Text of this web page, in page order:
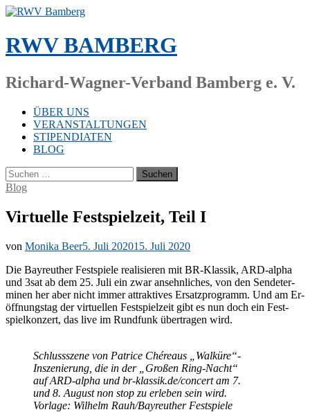
Zum
springen
RWV BAMBERG
Richard-Wagner-Verband Bamberg e. V.
ÜBER UNS
VERANSTALTUNGEN
STIPENDIATEN
BLOG
Suchen
nach:
Blog
Virtuelle Festspielzeit, Teil I
von Monika Beer5. Juli 202015. Juli 2020
Die Bay­reu­ther Fest­spie­le rea­li­sie­ren mit BR-Klas­sik, ARD-al­pha
und 3sat ab dem 25. Juli ein zwar an­sehn­li­ches, von den Sen­de­ter­
mi­nen her aber nicht im­mer at­trak­ti­ves Er­satz­pro­gramm. Und am Er­
öff­nungs­tag der vir­tu­el­len Fest­spiel­zeit gibt es nun doch ein Fest­
spiel­kon­zert, das live im Rund­funk über­tra­gen wird.
Schluss­sze­ne von Pa­tri­ce Ché­re­aus „Walküre“-
Inszenierung, die in der „Gro­ßen Ring-Nacht“
auf ARD-al­pha und br​-klas​sik​.de/​c​o​n​c​ert am 7.
und 8. Au­gust non stop zu er­le­ben sein wird.
Vor­la­ge: Wil­helm Rauh/​Bayreuther Festspiele